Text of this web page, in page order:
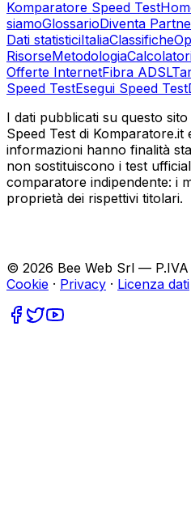
Komparatore Speed Test
siamoGlossarioDiventa
Dati statisticiItaliaClassifiche
RisorseMetodologia
Offerte InternetFibra ADSL
Speed TestEsegui Speed Test
I dati pubblicati su questo
Speed Test di Komparatore.it
informazioni hanno finalità
non sostituiscono i test
comparatore indipendente: i
proprietà dei rispettivi titolari.
© 2026 Bee Web Srl — P.IVA
Cookie · Privacy · Licenza dati